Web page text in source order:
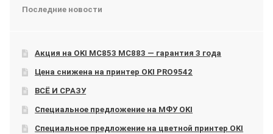
Последние новости
Акция на OKI МС853 МС883 — гарантия 3 года
Цена снижена на принтер OKI PRO9542
ВСЁ И СРАЗУ
Специальное предложение на МФУ OKI
Специальное предложение на цветной принтер OKI